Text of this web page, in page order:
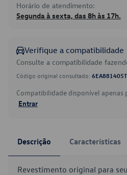
Horário de atendimento:
Segunda à sexta, das 8h às 17h.
Verifique a compatibilidade
Consulte a compatibilidade
Código original consultado:
Compatibilidade disponível apenas
Entrar
Descrição Características
Revestimento original para